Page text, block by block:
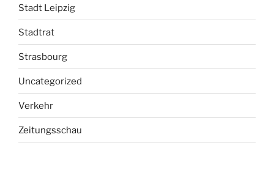
Stadt Leipzig
Stadtrat
Strasbourg
Uncategorized
Verkehr
Zeitungsschau